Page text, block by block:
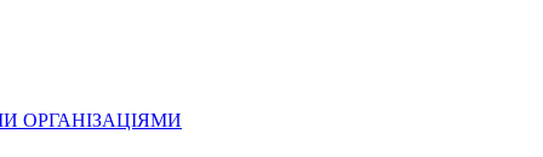
ОРГАНІЗАЦІЯМИ